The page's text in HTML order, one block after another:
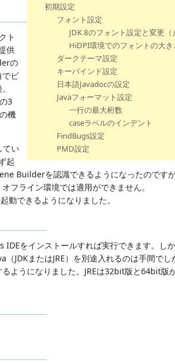
初期設定
フォント設定
JDK 8のフォント設定と変更（
HiDPI環境でのフォントの大
ダークテーマ設定
キーバインド設定
日本語Javadocの設定
Javaフォーマット設定
一行の最大桁数
caseラベルのインデント
FindBugs設定
PMD設定
ト
供
の
でビ
3
機
てい
起
Builderを認識できるようになったのです
フライン環境では適用ができません。
できるようになりました。
をインストールすれば実行できます。しか
JDKまたはJRE）を別途入れるのは手間でし
ようになりました。JREは32bit版と64bit版